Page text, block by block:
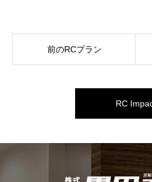
前のRCプラン
RC